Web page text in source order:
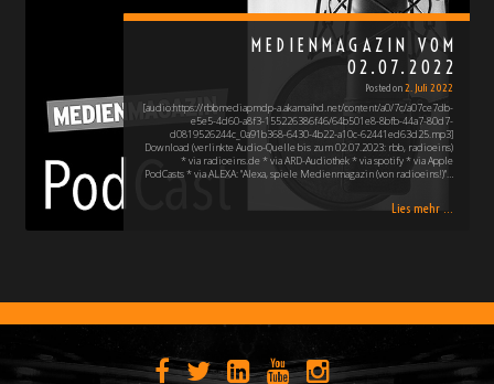
MEDIENMAGAZIN VOM
02.07.2022
Posted on2. Juli 2022
[audio:https://rbbmediapmdp-a.akamaihd.net/content/a0/7c/a07ce7db-
e5e5-4d60-a8f3-155226386f46/64b501e8-8bfb-44a7-80d7-
d0819526244c_0a91b368-6430-4b22-a10c-62441ed63d25.mp3]
Download (verlinkte Audio-Quelle bis zum 02.07.2023: rbb, radioeins)
* via radioeins.de * via ARD-Audiothek * via spotify * via Apple
PodCasts * via ALEXA: "Alexa, spiele Medienmagazin (von radioeins!)"…
Lies mehr ...